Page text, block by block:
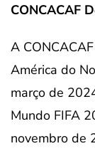
CONCACAF
A
América do
março de
Mundo FIFA
novembro de